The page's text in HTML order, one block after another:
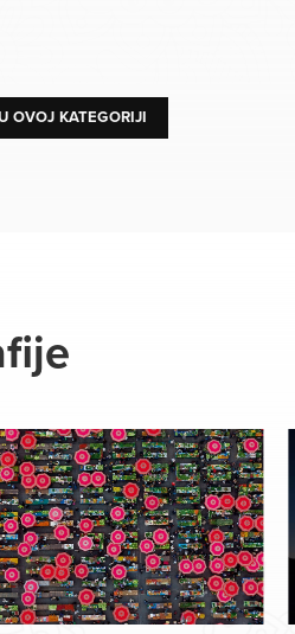
OVOJ KATEGORIJI